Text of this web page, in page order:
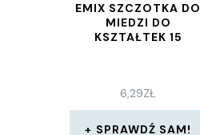
EMIX SZCZOTKA DO
MIEDZI DO
KSZTAŁTEK 15
6,29ZŁ
SPRAWDŹ SAM!